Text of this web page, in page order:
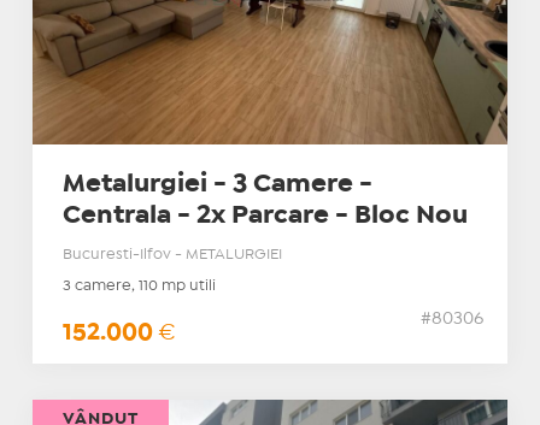
Metalurgiei - 3 Camere -
Centrala - 2x Parcare - Bloc Nou
Bucuresti-Ilfov - METALURGIEI
3 camere, 110 mp utili
152.000 €
#80306
VÂNDUT